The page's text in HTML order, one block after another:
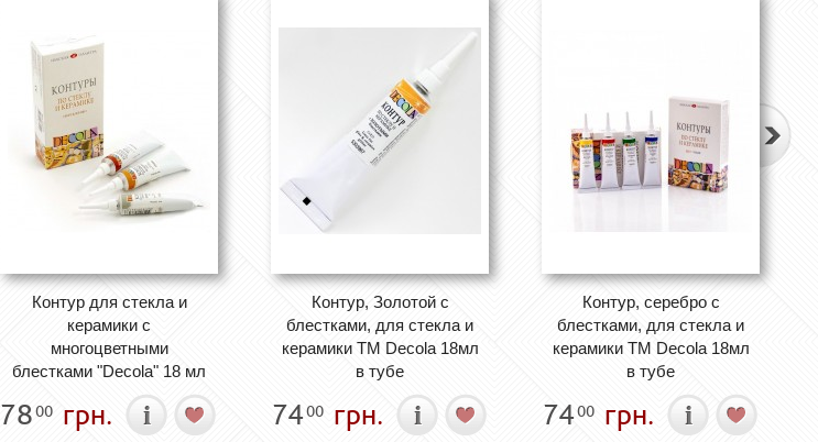
Контур для стекла и
керамики с
многоцветными
блестками "Decola" 18 мл
7800 грн.
Контур, Золотой с
блестками, для стекла и
керамики ТМ Decola 18мл
в тубе
7400 грн.
Контур, серебро с
блестками, для стекла и
керамики ТМ Decola 18мл
в тубе
7400 грн.